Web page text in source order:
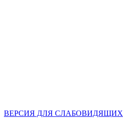
ВЕРСИЯ ДЛЯ СЛАБОВИДЯЩИХ